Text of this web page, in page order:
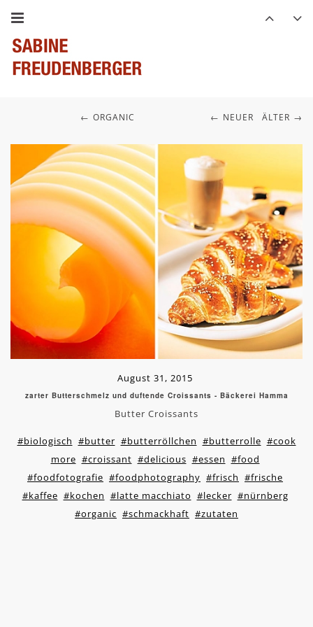
NEUER ÄLTER
ORGANIC
August 31, 2015
zarter Butterschmelz und duftende Croissants - Bäckerei Hamma
Butter Croissants
#biologisch #butter #butterröllchen #butterrolle #cook
more #croissant #delicious #essen #food
#foodfotografie #foodphotography #frisch #frische
#kaffee #kochen #latte macchiato #lecker #nürnberg
#organic #schmackhaft #zutaten